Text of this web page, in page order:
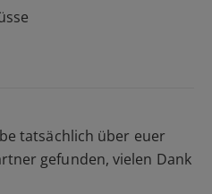
tatsächlich über euer
gefunden, vielen Dank